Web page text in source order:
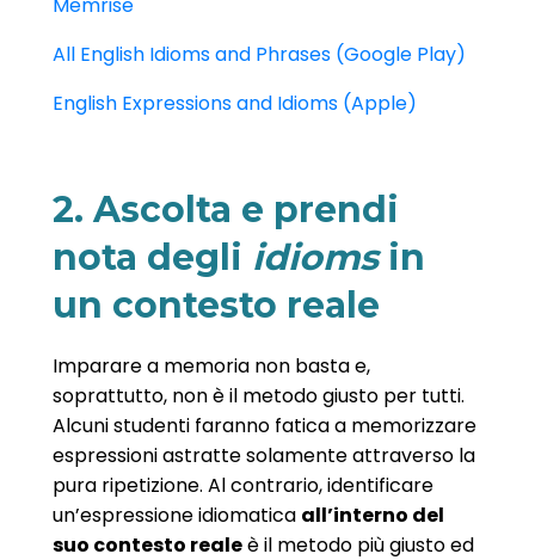
All English Idioms and Phrases (Google Play)
English Expressions and Idioms (Apple)
2. Ascolta e prendi
nota degli idiomsin
un contesto reale
Imparare a memoria non basta e,
soprattutto, non è il metodo giusto per tutti.
Alcuni studenti faranno fatica a memorizzare
espressioni astratte solamente attraverso la
pura ripetizione. Al contrario, identificare
un’espressione idiomatica all’interno del
suo contesto realeè il metodo più giusto ed